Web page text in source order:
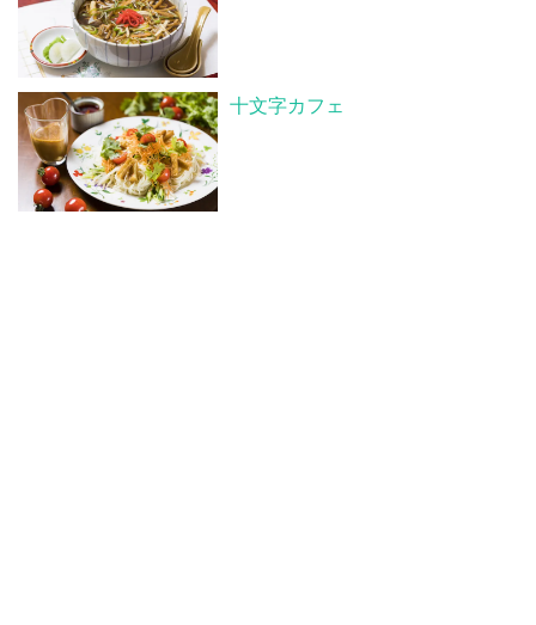
十文字カフェ